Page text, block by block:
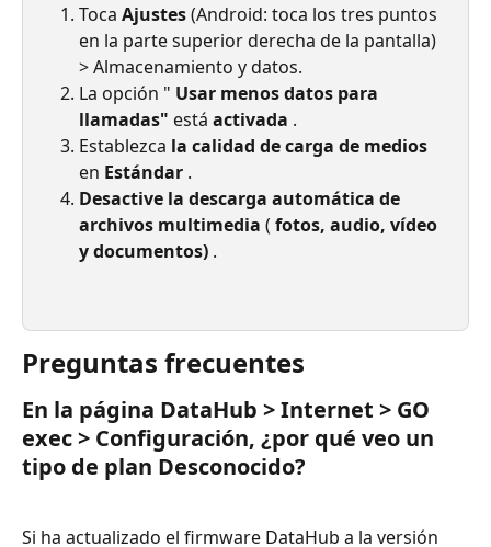
Toca Ajustes (Android: toca los tres puntos
en la parte superior derecha de la pantalla)
> Almacenamiento y datos.
La opción " Usar menos datos para
llamadas" está activada .
Establezca la calidad de carga de medios
en Estándar .
Desactive la descarga automática de
archivos multimedia ( fotos, audio, vídeo
y documentos) .
Preguntas frecuentes
En la página DataHub > Internet > GO
exec > Configuración, ¿por qué veo un
tipo de plan Desconocido?
Si ha actualizado el firmware DataHub a la versión